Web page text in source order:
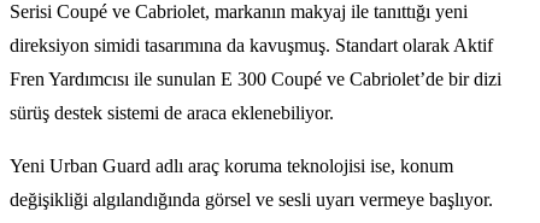
Serisi Coupé ve Cabriolet, markanın makyaj ile tanıttığı yeni
direksiyon simidi tasarımına da kavuşmuş. Standart olarak Aktif
Fren Yardımcısı ile sunulan E 300 Coupé ve Cabriolet’de bir dizi
sürüş destek sistemi de araca eklenebiliyor.
Yeni Urban Guard adlı araç koruma teknolojisi ise, konum
değişikliği algılandığında görsel ve sesli uyarı vermeye başlıyor.